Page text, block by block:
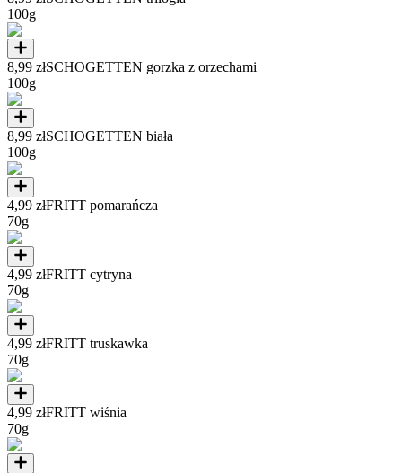
100g
8,99 złSCHOGETTEN gorzka z orzechami
100g
8,99 złSCHOGETTEN biała
100g
4,99 złFRITT pomarańcza
70g
4,99 złFRITT cytryna
70g
4,99 złFRITT truskawka
70g
4,99 złFRITT wiśnia
70g